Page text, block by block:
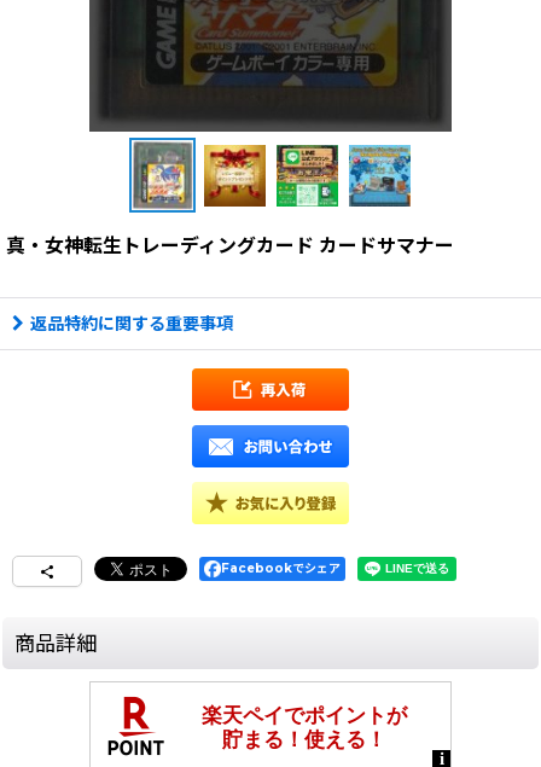
真・女神転生トレーディングカード カードサマナー
返品特約に関する重要事項
Facebookでシェア
商品詳細